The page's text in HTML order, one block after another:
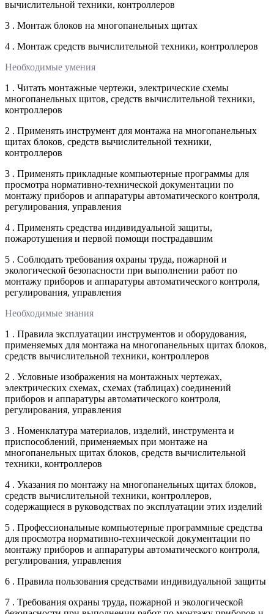
вычислительной техники, контроллеров
3 . Монтаж блоков на многопанельных щитах
4 . Монтаж средств вычислительной техники, контроллеров
Необходимые умения
1 . Читать монтажные чертежи, электрические схемы
многопанельных щитов, средств вычислительной техники,
контроллеров
2 . Применять инструмент для монтажа на многопанельных
щитах блоков, средств вычислительной техники,
контроллеров
3 . Применять прикладные компьютерные программы для
просмотра нормативно-технической документации по
монтажу приборов и аппаратуры автоматического контроля,
регулирования, управления
4 . Применять средства индивидуальной защиты,
пожаротушения и первой помощи пострадавшим
5 . Соблюдать требования охраны труда, пожарной и
экологической безопасности при выполнении работ по
монтажу приборов и аппаратуры автоматического контроля,
регулирования, управления
Необходимые знания
1 . Правила эксплуатации инструментов и оборудования,
применяемых для монтажа на многопанельных щитах блоков,
средств вычислительной техники, контроллеров
2 . Условные изображения на монтажных чертежах,
электрических схемах, схемах (таблицах) соединений
приборов и аппаратуры автоматического контроля,
регулирования, управления
3 . Номенклатура материалов, изделий, инструмента и
приспособлений, применяемых при монтаже на
многопанельных щитах блоков, средств вычислительной
техники, контроллеров
4 . Указания по монтажу на многопанельных щитах блоков,
средств вычислительной техники, контроллеров,
содержащиеся в руководствах по эксплуатации этих изделий
5 . Профессиональные компьютерные программные средства
для просмотра нормативно-технической документации по
монтажу приборов и аппаратуры автоматического контроля,
регулирования, управления
6 . Правила пользования средствами индивидуальной защиты
7 . Требования охраны труда, пожарной и экологической